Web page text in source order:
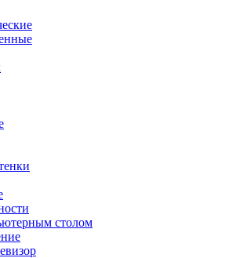
столом